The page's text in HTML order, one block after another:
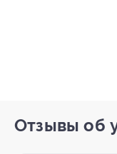
Отзывы об